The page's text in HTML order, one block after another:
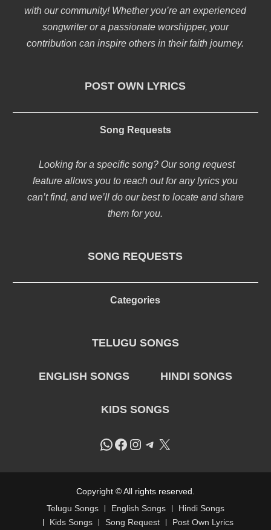
with our community! Whether you’re an experienced
songwriter or a passionate worshipper, your
contribution can inspire others in their faith journey.
POST OWN LYRICS
Song Requests
Looking for a specific song? Our song request
feature allows you to reach out for any lyrics you
can’t find, and we’ll do our best to locate and share
them for you.
SONG REQUESTS
Categories
TELUGU SONGS
ENGLISH SONGS HINDI SONGS
KIDS SONGS
WhatsApp
Facebook
Instagram
Telegram
X
Copyright © All rights reserved.
Telugu Songs
English Songs
Hindi Songs
Kids Songs
Song Request Post Own Lyrics